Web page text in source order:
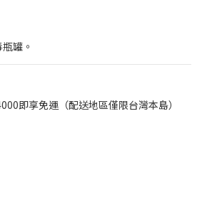
罐。
即享免運（配送地區僅限台灣本島）